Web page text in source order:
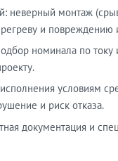
неверный монтаж
и повреждению
номинала по току
условиям
и риск отказа.
документация и